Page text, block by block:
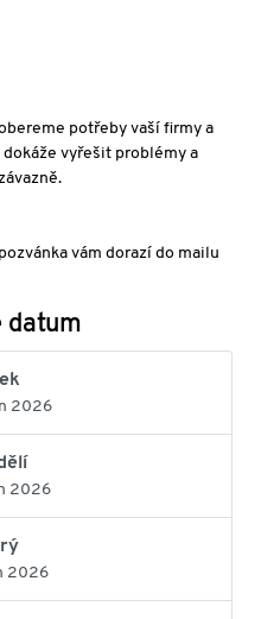
potřeby vaší firmy a
dokáže vyřešit problémy a
vám dorazí do mailu
datum
2026
2026
2026